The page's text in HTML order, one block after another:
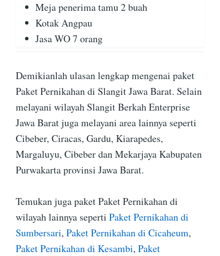
Meja penerima tamu 2 buah
Kotak Angpau
Jasa WO 7 orang
Demikianlah ulasan lengkap mengenai paket
Paket Pernikahan di Slangit Jawa Barat. Selain
melayani wilayah Slangit Berkah Enterprise
Jawa Barat juga melayani area lainnya seperti
Cibeber, Ciracas, Gardu, Kiarapedes,
Margaluyu, Cibeber dan Mekarjaya Kabupaten
Purwakarta provinsi Jawa Barat.
Temukan juga paket Paket Pernikahan di
wilayah lainnya seperti Paket Pernikahan di
Sumbersari, Paket Pernikahan di Cicaheum,
Paket Pernikahan di Kesambi, Paket